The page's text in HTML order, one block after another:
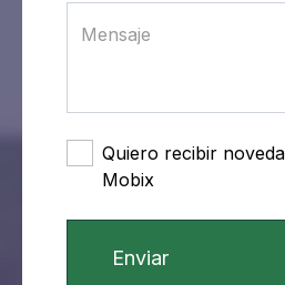
Quiero recibir
Mobix
Enviar